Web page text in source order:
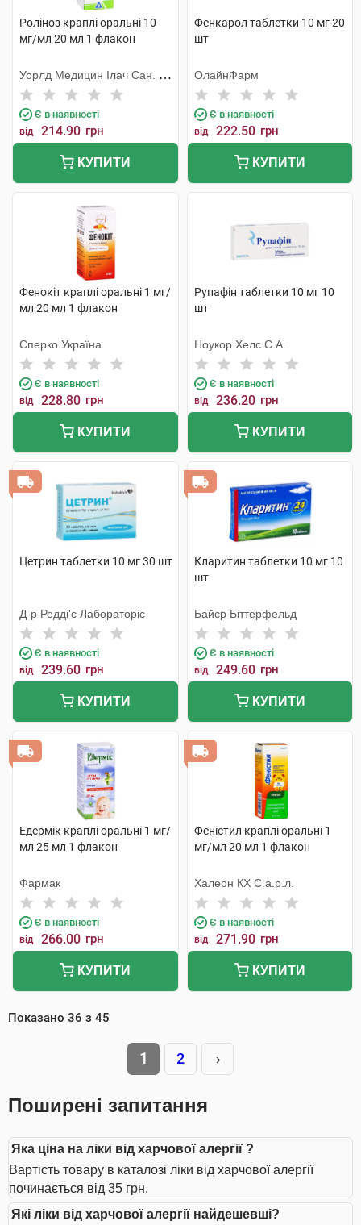
Роліноз краплі оральні 10
мг/мл 20 мл 1 флакон
Уорлд Медицин Ілач Сан. Ве
Тідж
Є в наявності
від 214.90 грн
КУПИТИ
Фенкарол таблетки 10 мг 20
шт
ОлайнФарм
Є в наявності
від 222.50 грн
КУПИТИ
Фенокіт краплі оральні 1 мг/
мл 20 мл 1 флакон
Сперко Україна
Є в наявності
від 228.80 грн
КУПИТИ
Рупафін таблетки 10 мг 10
шт
Ноукор Хелс С.А.
Є в наявності
від 236.20 грн
КУПИТИ
Цетрин таблетки 10 мг 30 шт
Д-р Редді'с Лабораторіс
Є в наявності
від 239.60 грн
КУПИТИ
Кларитин таблетки 10 мг 10
шт
Байєр Біттерфельд
Є в наявності
від 249.60 грн
КУПИТИ
Едермік краплі оральні 1 мг/
мл 25 мл 1 флакон
Фармак
Є в наявності
від 266.00 грн
КУПИТИ
Феністил краплі оральні 1
мг/мл 20 мл 1 флакон
Халеон КХ С.а.р.л.
Є в наявності
від 271.90 грн
КУПИТИ
Показано 36 з 45
1 2 ›
Поширені запитання
Яка ціна на ліки від харчової алергії ?
Вартість товару в каталозі ліки від харчової алергії
починається від 35 грн.
Які ліки від харчової алергії найдешевші?